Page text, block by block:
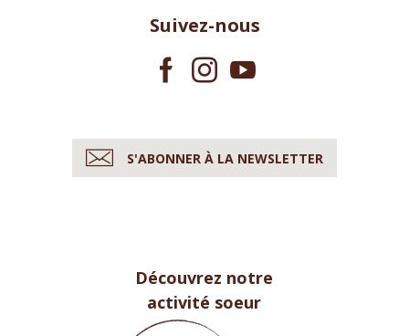
Suivez-nous
S'ABONNER À LA NEWSLETTER
Découvrez notre
activité soeur